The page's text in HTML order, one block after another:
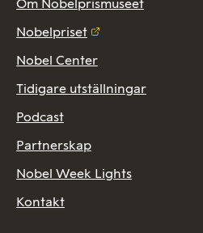
Om Nobelprismuseet
Nobelpriset
Nobel Center
Tidigare utställningar
Podcast
Partnerskap
Nobel Week Lights
Kontakt